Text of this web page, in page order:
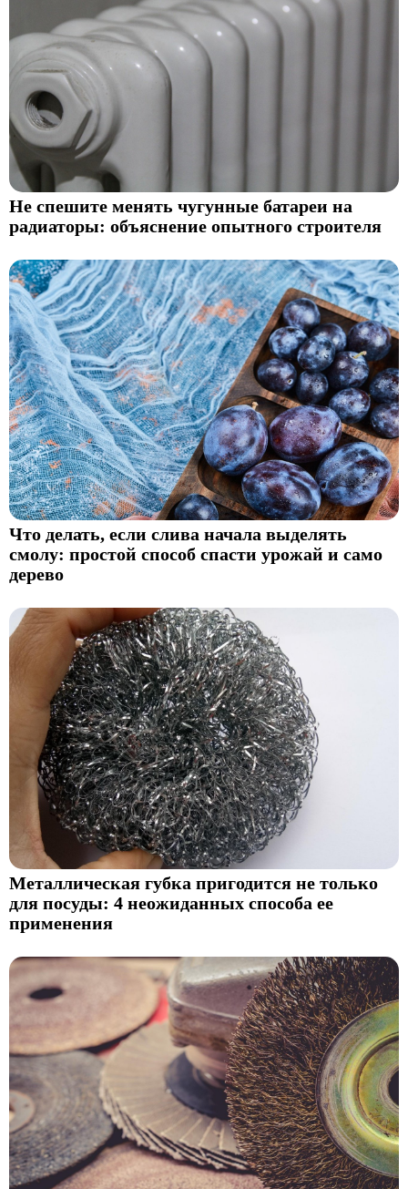
Не спешите менять чугунные батареи на
радиаторы: объяснение опытного строителя
Что делать, если слива начала выделять
смолу: простой способ спасти урожай и само
дерево
Металлическая губка пригодится не только
для посуды: 4 неожиданных способа ее
применения